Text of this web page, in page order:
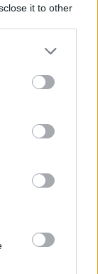
it to other
more Google
may click to
tags to
below Google
for the